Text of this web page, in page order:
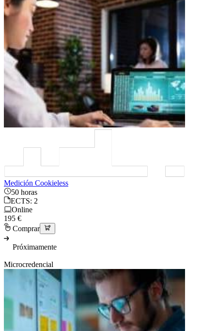
Medición Cookieless
50 horas
ECTS: 2
Online
195 €
Comprar
Próximamente
Microcredencial